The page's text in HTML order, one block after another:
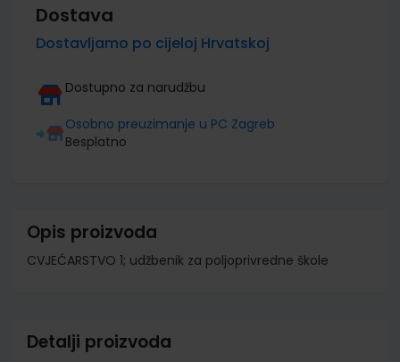
Dostava
Dostavljamo po cijeloj Hrvatskoj
Dostupno za narudžbu
Osobno preuzimanje u PC Zagreb
Besplatno
Opis proizvoda
CVJEĆARSTVO 1; udžbenik za poljoprivredne škole
Detalji proizvoda